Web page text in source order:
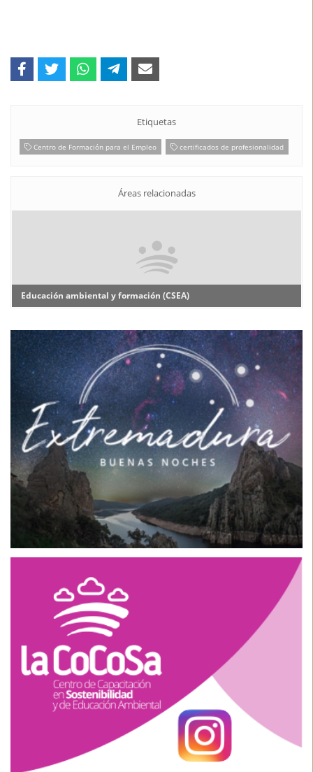
Etiquetas
Centro de Formación para el Empleo certificados de profesionalidad
Áreas relacionadas
Educación ambiental y formación (CSEA)